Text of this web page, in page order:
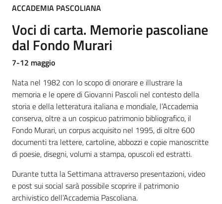
Piani
Programmi
Progetti
Mediateca
Giuseppe
Guglielmi
Seguici
su
ACCADEMIA PASCOLIANA
Voci di carta. Memorie pascoliane
dal Fondo Murari
7-12 maggio
Nata nel 1982 con lo scopo di onorare e illustrare la
memoria e le opere di Giovanni Pascoli nel contesto della
storia e della letteratura italiana e mondiale, l’Accademia
conserva, oltre a un cospicuo patrimonio bibliografico, il
Fondo Murari, un corpus acquisito nel 1995, di oltre 600
documenti tra lettere, cartoline, abbozzi e copie manoscritte
di poesie, disegni, volumi a stampa, opuscoli ed estratti.
Durante tutta la Settimana attraverso presentazioni, video
e post sui social sarà possibile scoprire il patrimonio
archivistico dell’Accademia Pascoliana.